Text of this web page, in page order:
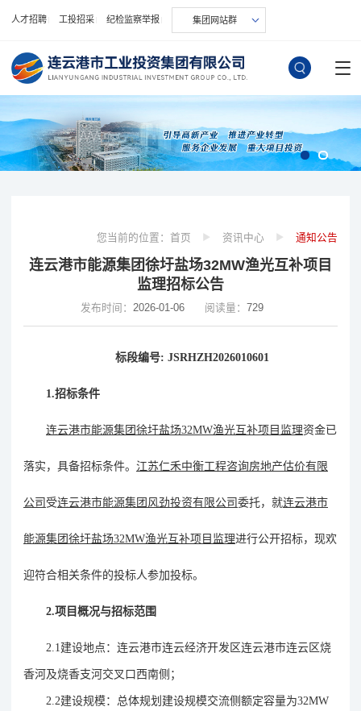
人才招聘 工投招采 纪检监察举报 集团网站群
您当前的位置： 首页 资讯中心 通知公告
连云港市能源集团徐圩盐场32MW渔光互补项目
监理招标公告
发布时间： 2026-01-06 阅读量： 729
标段编号: JSRHZH2026010601
1.招标条件
连云港市能源集团徐圩盐场32MW渔光互补项目监理资金已
落实，具备招标条件。 江苏仁禾中衡工程咨询房地产估价有限
公司 受连云港市能源集团风劲投资有限公司委托，就连云港市
能源集团徐圩盐场32MW渔光互补项目监理进行公开招标，现欢
迎符合相关条件的投标人参加投标。
2.项目概况与招标范围
2.1 建设地点： 连云港市连云经济开发区连云港市连云区烧
香河及烧香支河交叉口西南侧；
2.2建设规模： 总体规划建设规模交流侧额定容量为32MW